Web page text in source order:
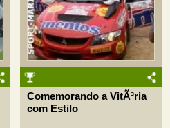
Comemorando a VitÃ³ria
com Estilo